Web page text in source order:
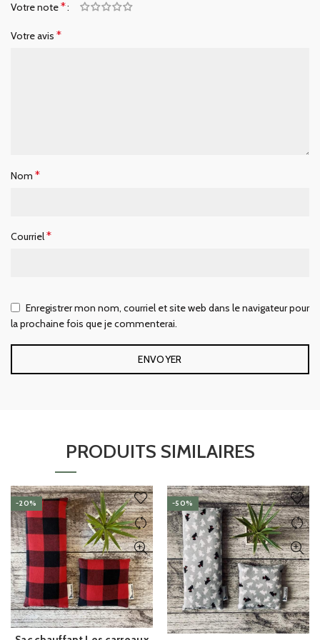
Votre note*
Votre avis *
Nom *
Courriel*
Enregistrer mon nom, courriel et site web dans le navigateur pour
la prochaine fois que je commenterai.
PRODUITS SIMILAIRES
-20% -50%